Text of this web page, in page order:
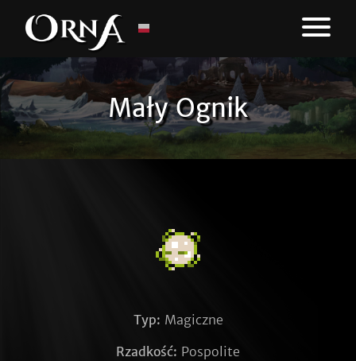
Mały Ognik
Typ: Magiczne
Rzadkość: Pospolite